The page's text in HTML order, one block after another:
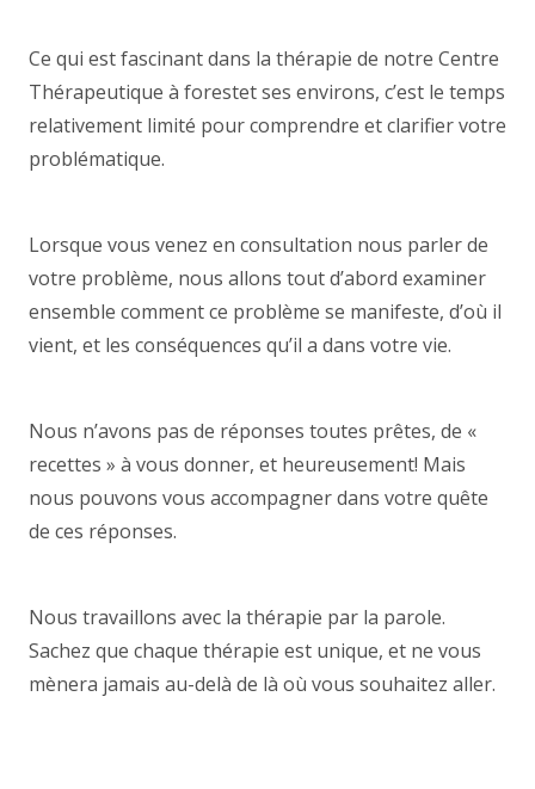
Ce qui est fascinant dans la thérapie de notre Centre
Thérapeutique à forestet ses environs, c’est le temps
relativement limité pour comprendre et clarifier votre
problématique.
Lorsque vous venez en consultation nous parler de
votre problème, nous allons tout d’abord examiner
ensemble comment ce problème se manifeste, d’où il
vient, et les conséquences qu’il a dans votre vie.
Nous n’avons pas de réponses toutes prêtes, de «
recettes » à vous donner, et heureusement! Mais
nous pouvons vous accompagner dans votre quête
de ces réponses.
Nous travaillons avec la thérapie par la parole.
Sachez que chaque thérapie est unique, et ne vous
mènera jamais au-delà de là où vous souhaitez aller.